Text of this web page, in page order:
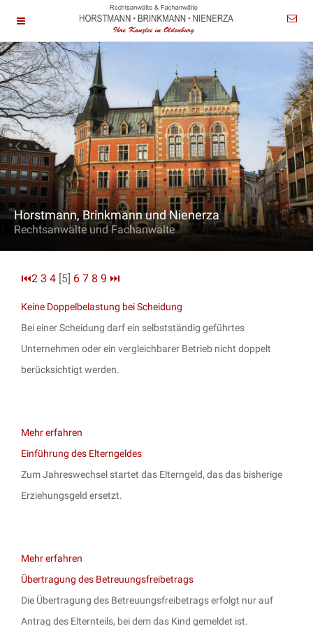
Horstmann, Brinkmann und Nienerza
Rechtsanwälte und Fachanwälte
⏮2 3 4 [5] 6 7 8 9 ⏭
Keine Doppelbelastung bei Scheidung
Bei einer Scheidung darf ein selbstständig geführtes
Unternehmen oder ein vergleichbarer Betrieb nicht doppelt
berücksichtigt werden.
Mehr erfahren
Einführung des Elterngeldes
Zum Jahreswechsel startet das Elterngeld, das das bisherige
Erziehungsgeld ersetzt.
Mehr erfahren
Übertragung des Betreuungsfreibetrags
Die Übertragung des Betreuungsfreibetrags erfolgt nur auf
Antrag des Elternteils, bei dem das Kind gemeldet ist.